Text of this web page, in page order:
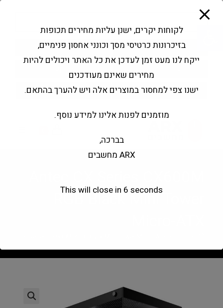
פתח סרגל נגישות
Products
search
החשבון שלי בקשה להצעה
RGB Black Mini Tower
לקוחות יקרים, ישנן עליות מחירים תכופות
בזיכרונות כרטיסי מסך וכונני אחסון פנימיים,
ייקח לנו מעט זמן לעדכן את כל האתר ויכולים להיות
מחירים שאינם מעודכנים
ישנו צפי למחסור במוצרים אלה ויש להערך בהתאם.
מוזמנים לפנות אלינו למידע נוסף.
בברכה,
ARX מחשבים
This will close in 5 seconds